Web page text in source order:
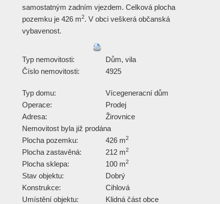
samostatným zadním vjezdem. Celková plocha
pozemku je 426 m2. V obci veškerá občanská
vybavenost.
Typ nemovitosti:
Dům, vila
Číslo nemovitosti:
4925
Typ domu:
Vícegeneracní dům
Operace:
Prodej
Adresa:
Žirovnice
Nemovitost byla již prodána
Plocha pozemku:
426 m2
Plocha zastavěná: 212 m2
Plocha sklepa: 100 m2
Stav objektu:
Dobrý
Konstrukce:
Cihlová
Umístění objektu:
Klidná část obce